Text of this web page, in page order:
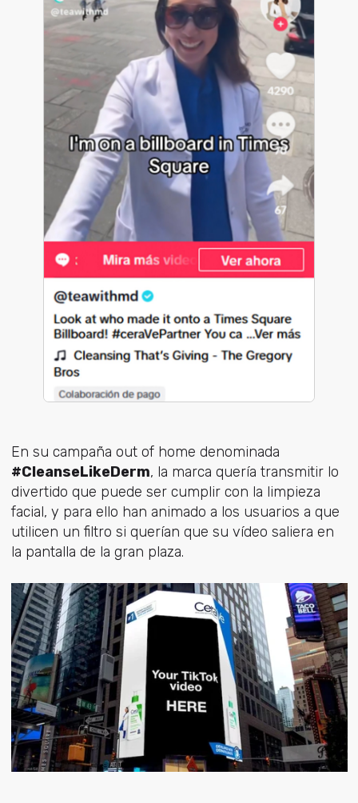
En su campaña out of home denominada
#CleanseLikeDerm, la marca quería transmitir lo
divertido que puede ser cumplir con la limpieza
facial, y para ello han animado a los usuarios a que
utilicen un filtro si querían que su vídeo saliera en
la pantalla de la gran plaza.